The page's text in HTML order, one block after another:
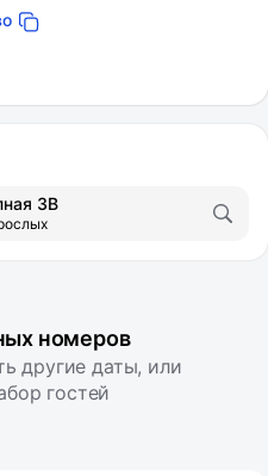
3В
номеров
другие даты, или
гостей